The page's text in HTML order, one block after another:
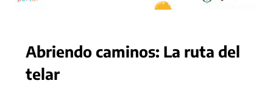
Abriendo caminos: La ruta del
telar